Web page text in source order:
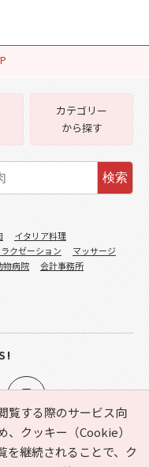
覧する際のサービス向
、クッキー（Cookie）
を継続されることで、ク
に入り ヘルプ
カテゴリー
から探す
検索
イタリア料理
ラクゼーション
マッサージ
物病院
会計事務所